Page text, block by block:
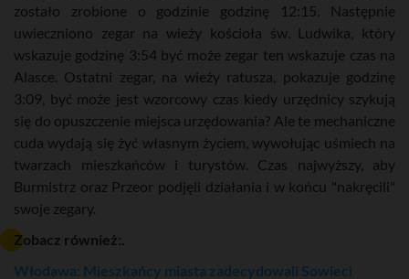
zostało zrobione o godzinie godzinę 12:15. Następnie
uwieczniono zegar na wieży kościoła św. Ludwika, który
wskazuje godzinę 3:54 być może zegar ten wskazuje czas na
Alasce. Ostatni zegar, na wieży ratusza, pokazuje godzinę
3:09, być może jest wzorcowy czas kiedy urzędnicy szykują
się do opuszczenie miejsca urzędowania? Ale te mechaniczne
cuda wydają się żyć własnym życiem, wywołując uśmiech na
twarzach mieszkańców i turystów. Czas najwyższy, aby
Burmistrz oraz Przeor podjęli działania i w końcu "nakręcili"
swoje zegary.
Zobacz również:.
Włodawa: Mieszkańcy miasta zadecydowali Sowieci